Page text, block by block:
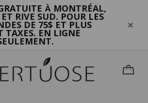
À MONTRÉAL,
RIVE SUD. POUR LES
DE 75$ ET PLUS
TAXES. EN LIGNE